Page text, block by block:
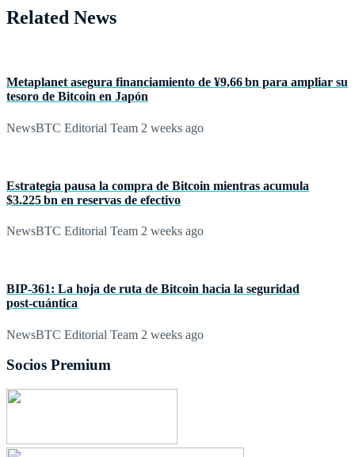
Related News
Metaplanet asegura financiamiento de ¥9,66 bn para ampliar su
tesoro de Bitcoin en Japón
NewsBTC Editorial Team 2 weeks ago
Estrategia pausa la compra de Bitcoin mientras acumula
$3.225 bn en reservas de efectivo
NewsBTC Editorial Team 2 weeks ago
BIP‑361: La hoja de ruta de Bitcoin hacia la seguridad
post‑cuántica
NewsBTC Editorial Team 2 weeks ago
Socios Premium